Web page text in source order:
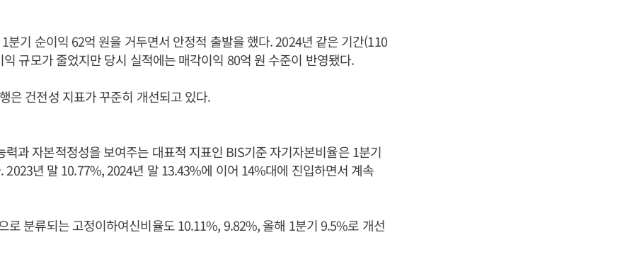
분기 순이익 62억 원을 거두면서 안정적 출발을 했다. 2024년 같은 기간(110
규모가 줄었지만 당시 실적에는 매각이익 80억 원 수준이 반영됐다.
은 건전성 지표가 꾸준히 개선되고 있다.
력과 자본적정성을 보여주는 대표적 지표인 BIS기준 자기자본비율은 1분기
2023년 말 10.77%, 2024년 말 13.43%에 이어 14%대에 진입하면서 계속
로 분류되는 고정이하여신비율도 10.11%, 9.82%, 올해 1분기 9.5%로 개선